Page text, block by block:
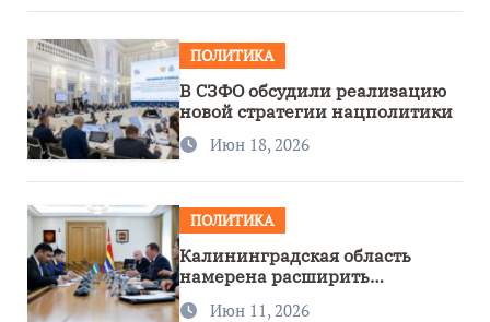
ПОЛИТИКА
В СЗФО обсудили реализацию
новой стратегии нацполитики
Июн 18, 2026
ПОЛИТИКА
Калининградская область
намерена расширить
сотрудничество с Узбекистаном
Июн 11, 2026